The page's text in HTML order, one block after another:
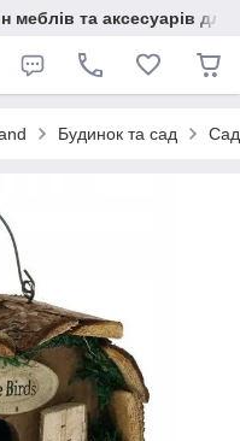
меблів та аксесуарів для
Будинок та сад Сад